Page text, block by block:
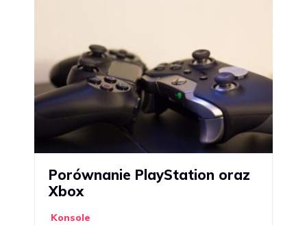
Porównanie PlayStation oraz
Xbox
Konsole